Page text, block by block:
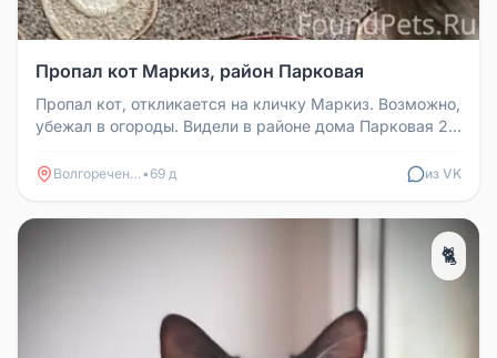
Пропал кот Маркиз, район Парковая
Пропал кот, откликается на кличку Маркиз. Возможно,
убежал в огороды. Видели в районе дома Парковая 25,
Волгореченск•69 д из VK
🐈